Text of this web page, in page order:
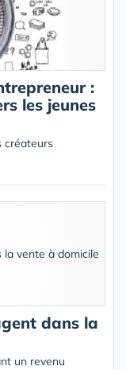
:
les jeunes
créateurs
dans la
un revenu